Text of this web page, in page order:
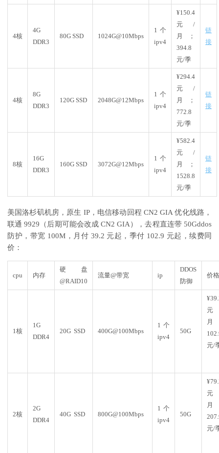
4核
4G
DDR3
80G SSD 1024G@10Mbps
1个
ipv4
¥150.4
元/
月；
394.8
元/季
链
接
4核
8G
DDR3
120G SSD 2048G@12Mbps
1个
ipv4
¥294.4
元/
月；
772.8
元/季
链
接
8核
16G
DDR3
160G SSD 3072G@12Mbps
1个
ipv4
¥582.4
元/
月；
1528.8
元/季
链
接
美国洛杉矶机房，原生 IP，电信移动回程 CN2 GIA 优化线路，
联通 9929（后期可能会改成 CN2 GIA），去程直连带 50Gddos
防护，带宽 100M，月付 39.2 元起，季付 102.9 元起，续费同
价：
cpu 内存
硬盘
@RAID10
流量@带宽 ip
DDOS
防御
价格
1核
1G
DDR4
20G SSD 400G@100Mbps
1个
ipv4
50G
月
元/
2核
2G
DDR4
40G SSD 800G@100Mbps
1个
ipv4
50G
月
元/